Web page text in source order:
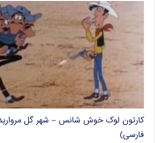
کارتون لوک خوش شانس – شهر گل
فارسی)